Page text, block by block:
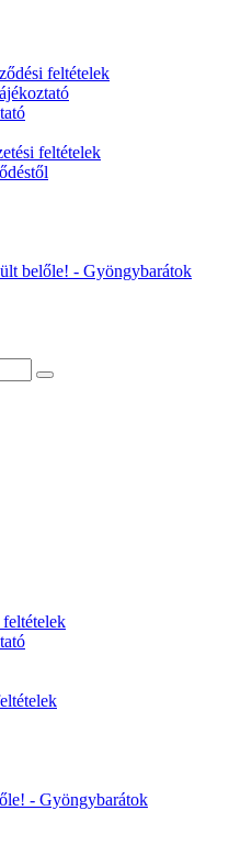
feltételek
feltételek
belőle! - Gyöngybarátok
- Gyöngybarátok